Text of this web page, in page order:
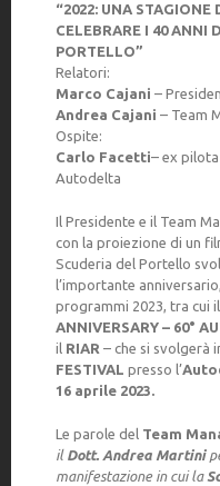
“2022: UNA STAGIONE
CELEBRARE I 40 ANNI
PORTELLO”
Relatori:
Marco Cajani –
Andrea Cajani – Team
Ospite:
Carlo Facetti– ex
Autodelta
Il Presidente e il Team
con la proiezione di un
Scuderia del Portello
l’importante
programmi 2023, tra cui il
ANNIVERSARY – 60°
il RIAR – che si svolgerà
FESTIVAL presso l’
16 aprile 2023.
Le parole del Team
il Dott. Andrea Martini
manifestazione in cui la